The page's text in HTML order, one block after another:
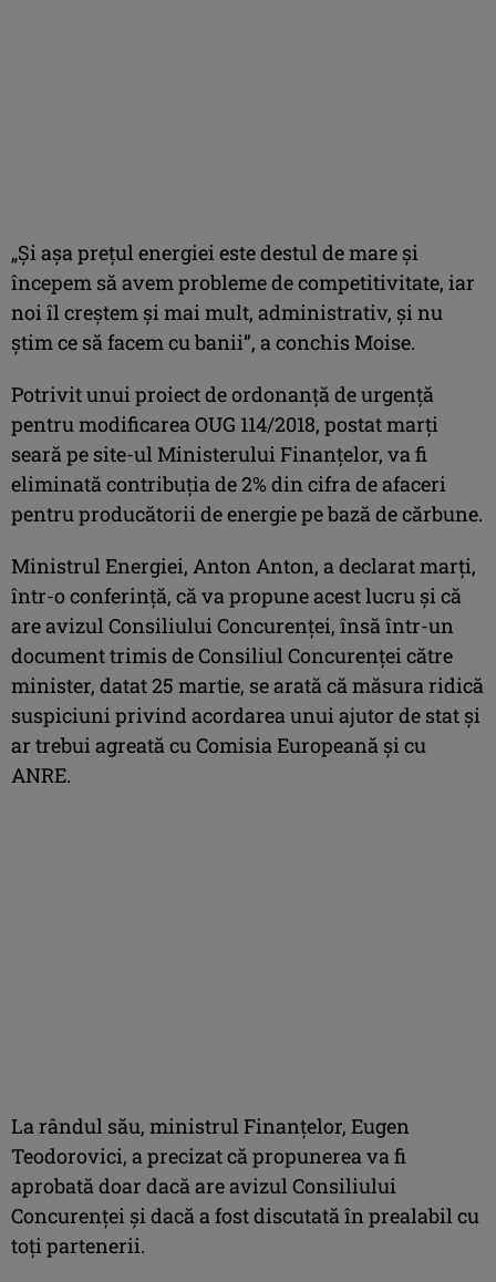
„Şi aşa preţul energiei este destul de mare şi
începem să avem probleme de competitivitate, iar
noi îl creştem şi mai mult, administrativ, şi nu
ştim ce să facem cu banii”, a conchis Moise.
Potrivit unui proiect de ordonanţă de urgenţă
pentru modificarea OUG 114/2018, postat marţi
seară pe site-ul Ministerului Finanţelor, va fi
eliminată contribuţia de 2% din cifra de afaceri
pentru producătorii de energie pe bază de cărbune.
Ministrul Energiei, Anton Anton, a declarat marţi,
într-o conferinţă, că va propune acest lucru şi că
are avizul Consiliului Concurenţei, însă într-un
document trimis de Consiliul Concurenţei către
minister, datat 25 martie, se arată că măsura ridică
suspiciuni privind acordarea unui ajutor de stat şi
ar trebui agreată cu Comisia Europeană şi cu
ANRE.
La rândul său, ministrul Finanţelor, Eugen
Teodorovici, a precizat că propunerea va fi
aprobată doar dacă are avizul Consiliului
Concurenţei şi dacă a fost discutată în prealabil cu
toţi partenerii.